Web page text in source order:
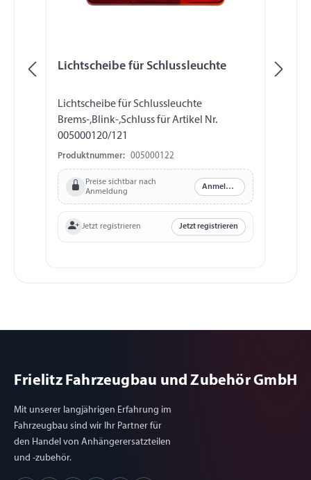
Lichtscheibe für Schlussleuchte
Lichtscheibe für Schlussleuchte
Brems-,Blink-,Schluss für Artikel Nr.
005000120/121
Produktnummer: 005000122
Preise sichtbar nach
Anmeldung
Anmelden
Jetzt registrieren Jetzt registrieren
Frielitz Fahrzeugbau und Zubehör GmbH
Mit unserer langjährigen Erfahrung im
Fahrzeugbau sind wir Ihr Partner für
den Handel von Anhängerersatzteilen
und -zubehör.